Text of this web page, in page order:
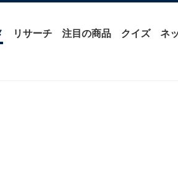
リサーチ 注目の商品 クイズ ネ